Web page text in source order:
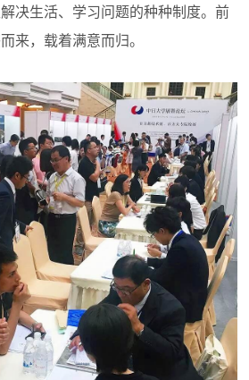
决生活、学习问题的种种制度。前
来，载着满意而归。